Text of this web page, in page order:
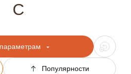
С
Популярности